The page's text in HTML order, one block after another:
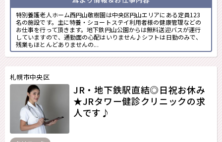
特別養護老人ホーム西円山敬樹園は中央区円山エリアにある定員123
名の施設です。主に特養・ショートステイ利用者様の健康管理などの
お仕事を行って頂きます。地下鉄円山公園からは無料送迎バスが運行
していますので、通勤面の心配はいりません♪シフトは日勤のみで、
残業もほとんどありませんの...
札幌市中央区
JR・地下鉄駅直結◎日祝お休み
★JRタワー健診クリニックの求
人です♪